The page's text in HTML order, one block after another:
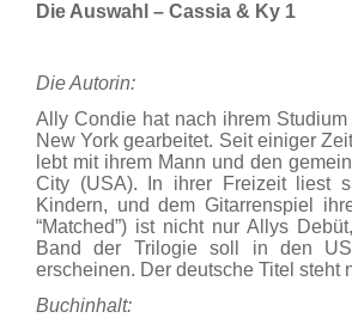
Die Auswahl – Cassia & Ky 1
Die Autorin:
Ally Condie hat nach ihrem
New York gearbeitet. Seit einiger
lebt mit ihrem Mann und den
City (USA). In ihrer Freizeit liest
Kindern, und dem Gitarrenspiel
“Matched”) ist nicht nur Allys
Band der Trilogie soll in den
erscheinen. Der deutsche Titel steht
Buchinhalt: